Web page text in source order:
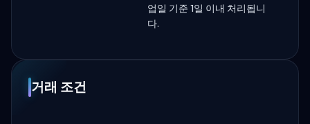
업일 기준 1일 이내 처리됩니
다.
거래 조건